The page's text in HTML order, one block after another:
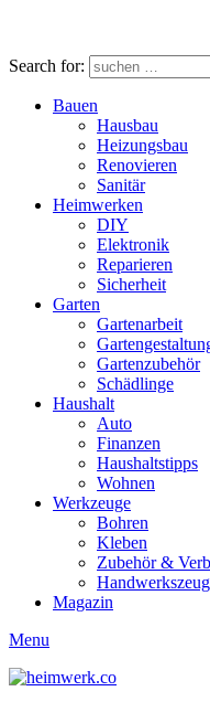
Search for:
Bauen
Hausbau
Heizungsbau
Renovieren
Sanitär
Heimwerken
DIY
Elektronik
Reparieren
Sicherheit
Garten
Gartenarbeit
Gartenzubehör
Schädlinge
Haushalt
Auto
Finanzen
Haushaltstipps
Wohnen
Werkzeuge
Bohren
Kleben
Zubehör &
Handwerkszeug
Magazin
Menu